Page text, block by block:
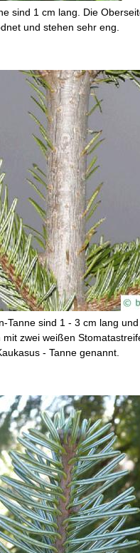
sind 1 cm lang. Die
und stehen sehr eng.
Tanne sind 1 - 3 cm lang
zwei weißen
- Tanne genannt.